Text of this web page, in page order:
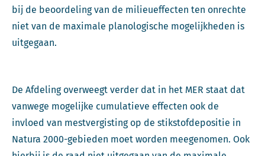
bij de beoordeling van de milieueffecten ten onrechte
niet van de maximale planologische mogelijkheden is
uitgegaan.
De Afdeling overweegt verder dat in het MER staat dat
vanwege mogelijke cumulatieve effecten ook de
invloed van mestvergisting op de stikstofdepositie in
Natura 2000-gebieden moet worden meegenomen. Ook